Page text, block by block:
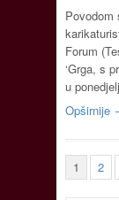
Povodom
Forum
‘Grga, s
u
Opširnije
1 2